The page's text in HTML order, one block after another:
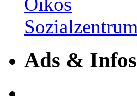
Ads & Infos